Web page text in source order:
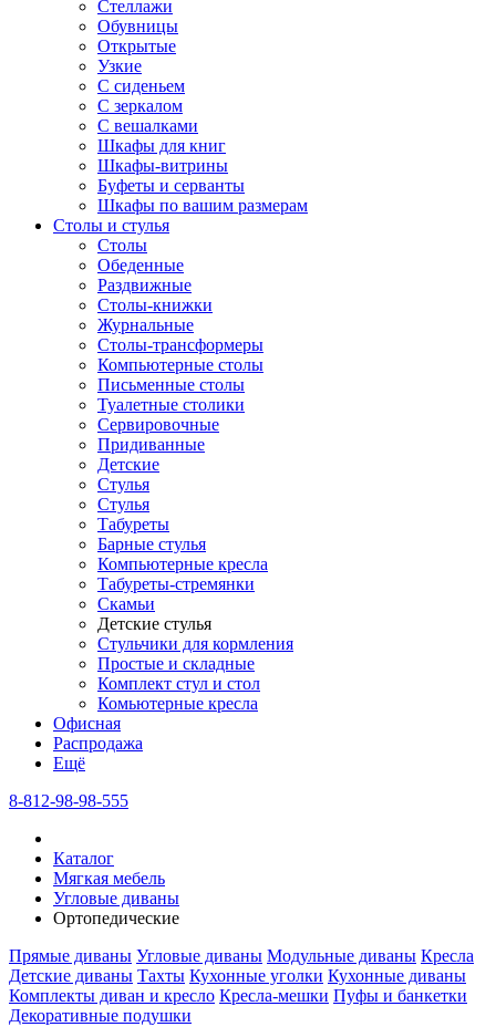
Стеллажи
Обувницы
Открытые
Узкие
С сиденьем
С зеркалом
С вешалками
Шкафы для книг
Шкафы-витрины
Буфеты и серванты
Шкафы по вашим размерам
Столы и стулья
Столы
Обеденные
Раздвижные
Столы-книжки
Журнальные
Столы-трансформеры
Компьютерные столы
Письменные столы
Туалетные столики
Сервировочные
Придиванные
Детские
Стулья
Стулья
Табуреты
Барные стулья
Компьютерные кресла
Табуреты-стремянки
Скамьи
Детские стулья
Стульчики для кормления
Простые и складные
Комплект стул и стол
Комьютерные кресла
Офисная
Распродажа
Eщё
8-812-98-98-555
Каталог
Мягкая мебель
Угловые диваны
Ортопедические
Прямые диваны Угловые диваны Модульные диваны Кресла
Детские диваны Тахты Кухонные уголки Кухонные диваны
Комплекты диван и кресло Кресла-мешки Пуфы и банкетки
Декоративные подушки